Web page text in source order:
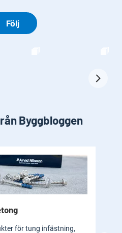
Byggbloggen
för tung infästning,